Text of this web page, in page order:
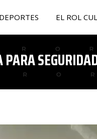
DEPORTES EL ROL